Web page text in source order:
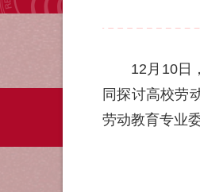
12月10日
同探讨高校劳
劳动教育专业